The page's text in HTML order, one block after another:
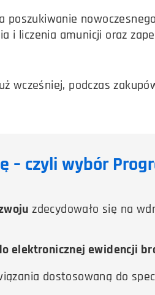
i liczenia amunicji oraz
wcześniej, podczas
– czyli wybór
zdecydowało się na
elektronicznej ewidencji
dostosowaną do